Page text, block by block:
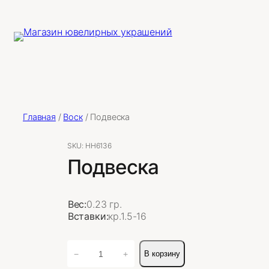
Главная / Воск/ Подвеска
SKU: НН6136
Подвеска
Вес:0.23 гр.
Вставки:кр.1.5-16
товара
− + В корзину